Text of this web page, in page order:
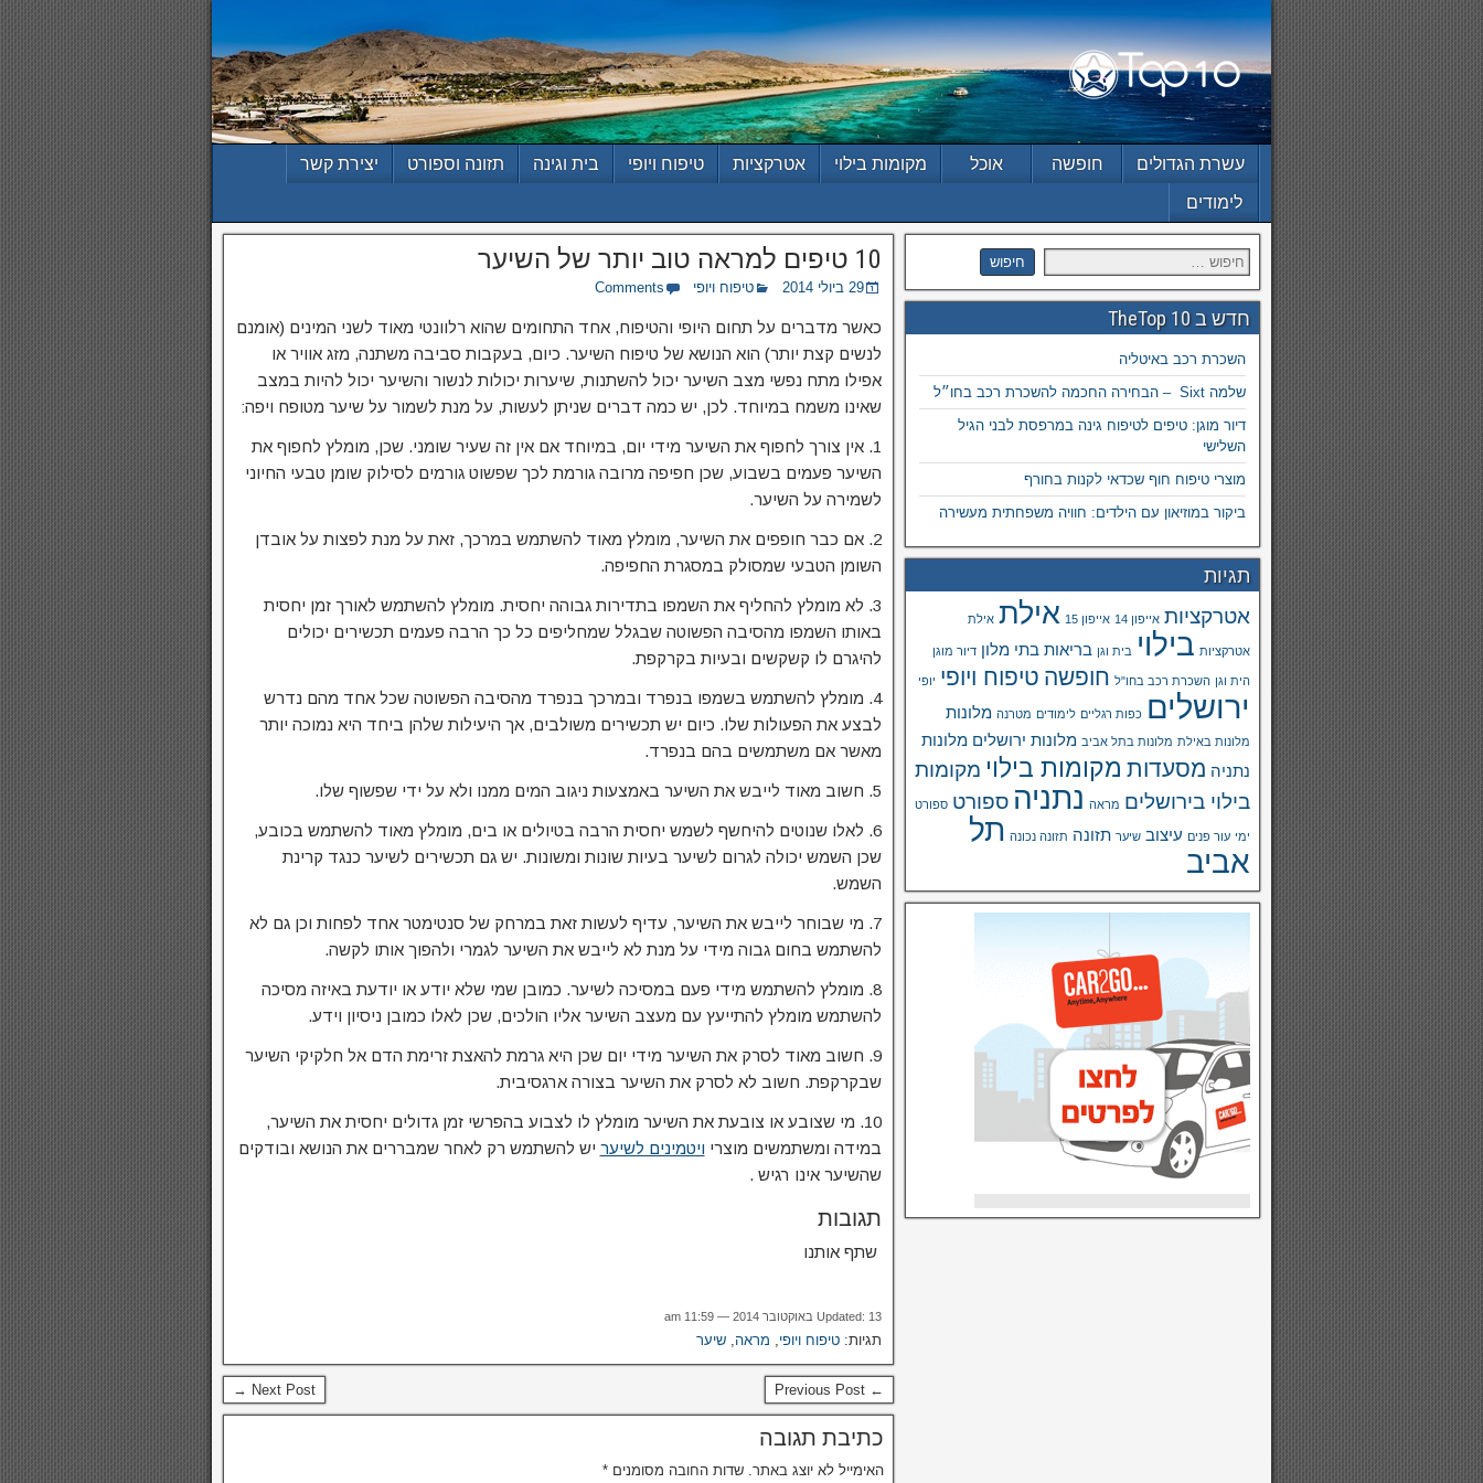
עשרת הגדולים חופשה אוכל מקומות בילוי אטרקציות טיפוח ויופי בית וגינה תזונה וספורט
יצירת קשר
לימודים
10 טיפים למראה טוב יותר של השיער
29 ביולי 2014 טיפוח ויופי Comments
כאשר מדברים על תחום היופי והטיפוח, אחד התחומים שהוא רלוונטי מאוד לשני המינים (אומנם
לנשים קצת יותר) הוא הנושא של טיפוח השיער. כיום, בעקבות סביבה משתנה, מזג אוויר או
אפילו מתח נפשי מצב השיער יכול להשתנות, שיערות יכולות לנשור והשיער יכול להיות במצב
שאינו משמח במיוחד. לכן, יש כמה דברים שניתן לעשות, על מנת לשמור על שיער מטופח ויפה:
1. אין צורך לחפוף את השיער מידי יום, במיוחד אם אין זה שעיר שומני. שכן, מומלץ לחפוף את
השיער פעמים בשבוע, שכן חפיפה מרובה גורמת לכך שפשוט גורמים לסילוק שומן טבעי החיוני
לשמירה על השיער.
2. אם כבר חופפים את השיער, מומלץ מאוד להשתמש במרכך, זאת על מנת לפצות על אובדן
השומן הטבעי שמסולק במסגרת החפיפה.
3. לא מומלץ להחליף את השמפו בתדירות גבוהה יחסית. מומלץ להשתמש לאורך זמן יחסית
באותו השמפו מהסיבה הפשוטה שבגלל שמחליפים כל כך הרבה פעמים תכשירים יכולים
להיגרם לו קשקשים ובעיות בקרקפת.
4. מומלץ להשתמש בשמפו בנפרד ובמרכך בנפרד מהסיבה הפשוטה שכל אחד מהם נדרש
לבצע את הפעולות שלו. כיום יש תכשירים משולבים, אך היעילות שלהן ביחד היא נמוכה יותר
מאשר אם משתמשים בהם בנפרד.
5. חשוב מאוד לייבש את השיער באמצעות ניגוב המים ממנו ולא על ידי שפשוף שלו.
6. לאלו שנוטים להיחשף לשמש יחסית הרבה בטיולים או בים, מומלץ מאוד להשתמש בכובע,
שכן השמש יכולה לגרום לשיער בעיות שונות ומשונות. יש גם תכשירים לשיער כנגד קרינת
השמש.
7. מי שבוחר לייבש את השיער, עדיף לעשות זאת במרחק של סנטימטר אחד לפחות וכן גם לא
להשתמש בחום גבוה מידי על מנת לא לייבש את השיער לגמרי ולהפוך אותו לקשה.
8. מומלץ להשתמש מידי פעם במסיכה לשיער. כמובן שמי שלא יודע או יודעת באיזה מסיכה
להשתמש מומלץ להתייעץ עם מעצב השיער אליו הולכים, שכן לאלו כמובן ניסיון וידע.
9. חשוב מאוד לסרק את השיער מידי יום שכן היא גרמת להאצת זרימת הדם אל חלקיקי השיער
שבקרקפת. חשוב לא לסרק את השיער בצורה ארגסיבית.
10. מי שצובע או צובעת את השיער מומלץ לו לצבוע בהפרשי זמן גדולים יחסית את השיער,
במידה ומשתמשים מוצרי ויטמינים לשיער יש להשתמש רק לאחר שמבררים את הנושא ובודקים
שהשיער אינו רגיש .
תגובות
שתף אותנו
Updated: 13 באוקטובר 2014 — 11:59 am
תגיות:טיפוח ויופי, מראה,שיער
← Previous Post
Next Post →
כתיבת תגובה
האימייל לא יוצג באתר. שדות החובה מסומנים*
חדש ב TheTop 10
השכרת רכב באיטליה
שלמה Sixt – הבחירה החכמה להשכרת רכב בחו״ל
דיור מוגן: טיפים לטיפוח גינה במרפסת לבני הגיל
השלישי
מוצרי טיפוח חוף שכדאי לקנות בחורף
ביקור במוזיאון עם הילדים: חוויה משפחתית מעשירה
תגיות
אטרקציות אייפון 14 אייפון 15 אילת אילת
אטרקציות בילוי בית וגן בריאות בתי מלון דיור מוגן
הית וגן השכרת רכב בחו"ל חופשה טיפוח ויופי יופי
ירושלים כפות רגליים לימודים מטרנה מלונות
מלונות באילת מלונות בתל אביב מלונות ירושלים מלונות
נתניה מסעדות מקומות בילוי מקומות
בילוי בירושלים מראה נתניה ספורט ספורט
ימי עור פנים עיצוב שיער תזונה תזונה נכונה תל
אביב